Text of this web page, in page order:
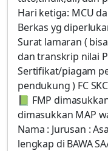
Hari ketiga: MCU
Berkas yg
Surat lamaran (
dan transkrip nilai
Sertifikat/piagam
pendukung ) FC
📗 FMP
dimasukkan MAP
Nama : Jurusan :
lengkap di BAWA